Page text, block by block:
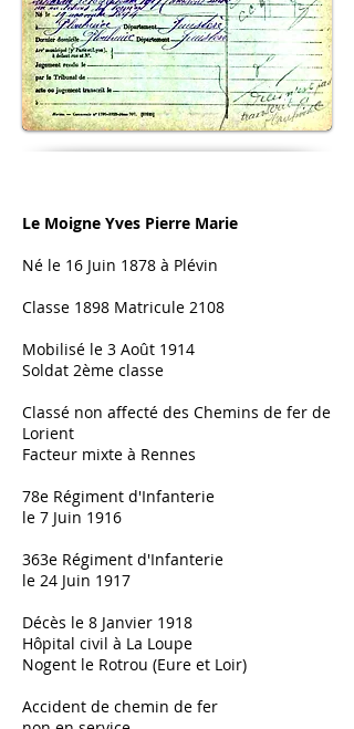
Le Moigne Yves Pierre Marie
Né le 16 Juin 1878 à Plévin
Classe 1898 Matricule 2108
Mobilisé le 3 Août 1914
Soldat 2ème classe
Classé non affecté des Chemins de fer de
Lorient
Facteur mixte à Rennes
78e Régiment d'Infanterie
le 7 Juin 1916
363e Régiment d'Infanterie
le 24 Juin 1917
Décès le 8 Janvier 1918
Hôpital civil à La Loupe
Nogent le Rotrou (Eure et Loir)
Accident de chemin de fer